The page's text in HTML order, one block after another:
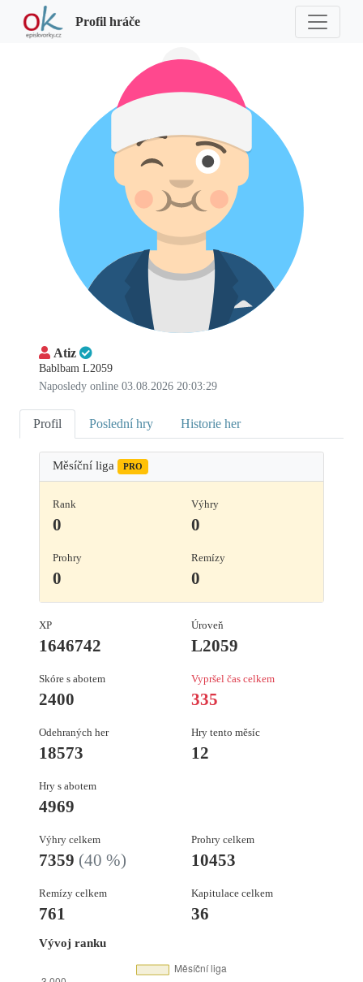
Profil hráče
Atiz
Bablbam L2059
Naposledy online 03.08.2026 20:03:29
Profil Poslední hry Historie her
Měsíční liga PRO
Rank
0
Výhry
0
Prohry
0
Remízy
0
XP
1646742
Úroveň
L2059
Skóre s abotem
2400
Vypršel čas celkem
335
Odehraných her
18573
Hry tento měsíc
12
Hry s abotem
4969
Výhry celkem
7359 (40 %)
Prohry celkem
10453
Remízy celkem
761
Kapitulace celkem
36
Vývoj ranku